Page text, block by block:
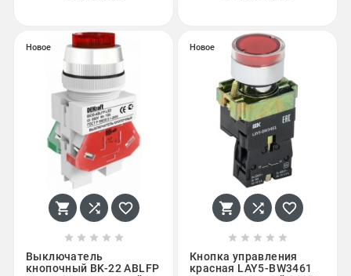
Новое
  
    
Выключатель
кнопочный ВK-22 ABLFP
Новое
  
    
Кнопка управления
красная LAY5-BW3461